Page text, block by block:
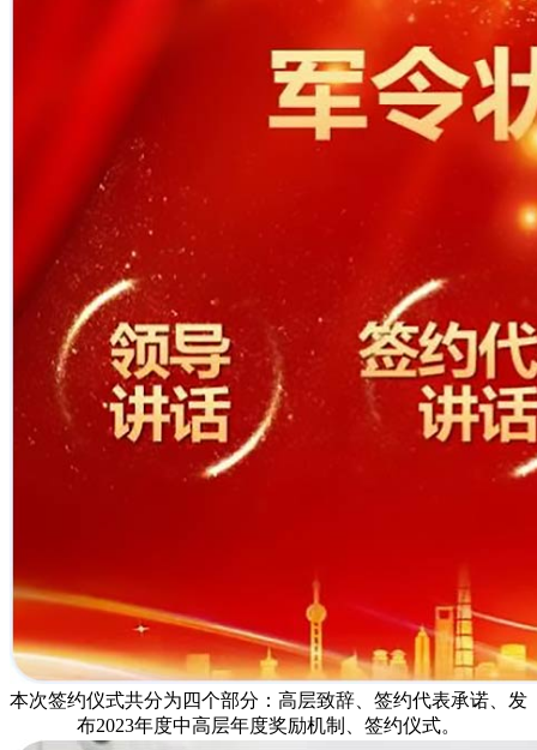
本次签约仪式共分为四个部分：高层致辞、签约代表承诺、发
布2023年度中高层年度奖励机制、签约仪式。